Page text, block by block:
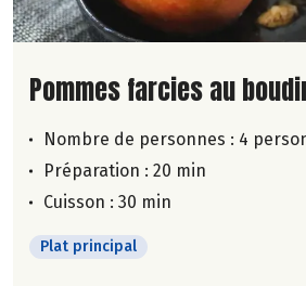
Lire la suite de la recette
Pommes farcies au
Nombre de personnes : 4
Préparation : 20 min
Cuisson : 30 min
Plat principal